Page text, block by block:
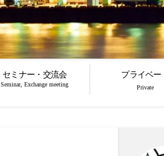
セミナー・交流会
Seminar, Exchange meeting
プライベー
Private